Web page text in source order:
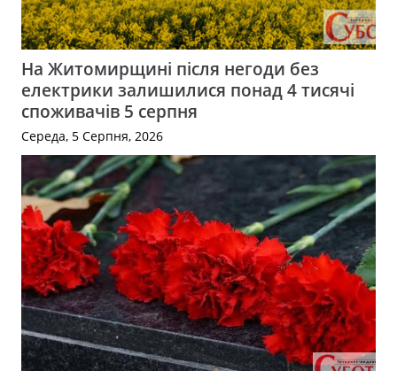
На Житомирщині після негоди без
електрики залишилися понад 4 тисячі
споживачів 5 серпня
Середа, 5 Серпня, 2026